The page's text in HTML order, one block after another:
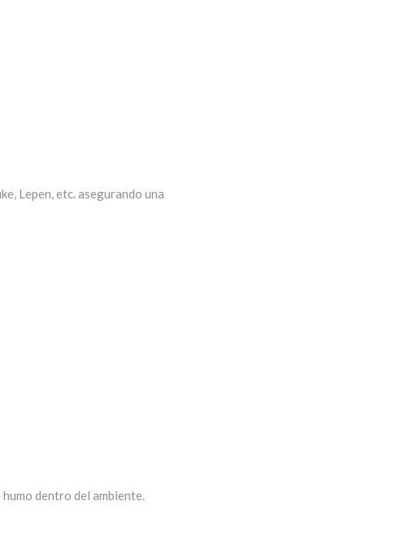
Lepen, etc. asegurando una
dentro del ambiente.